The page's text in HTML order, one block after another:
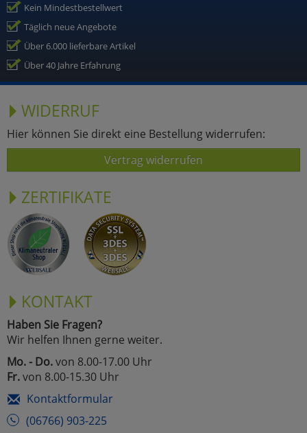
Kein Mindestbestellwert
Täglich neue Angebote
Über 6.000 lieferbare Artikel
Über 40 Jahre Erfahrung
WIDERRUF
Hier können Sie direkt eine Bestellung widerrufen:
Vertrag widerrufen
ZERTIFIKATE
KONTAKT
Haben Sie Fragen?
Wir helfen Ihnen gerne weiter.
Mo. - Do.von 8.00-17.00 Uhr
Fr.von 8.00-15.30 Uhr
Kontaktformular
(06766) 903-225